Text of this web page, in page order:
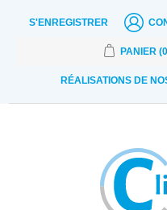
S'ENREGISTRER
PANIER
RÉALISATIONS DE